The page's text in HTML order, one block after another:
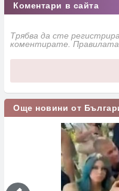
Коментари в сайта
Трябва да сте
коментирате.
Още новини от